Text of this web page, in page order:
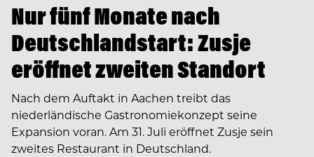
Nur fünf Monate nach
Deutschlandstart: Zusje
eröffnet zweiten Standort
Nach dem Auftakt in Aachen treibt das
niederländische Gastronomiekonzept seine
Expansion voran. Am 31. Juli eröffnet Zusje sein
zweites Restaurant in Deutschland.